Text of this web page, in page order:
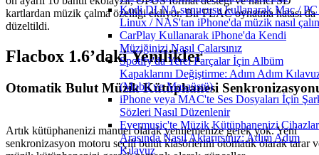
Kodi DLNA sunucusu kullanarak Mac /
Linux / NAS'tan iPhone'da müzik nasıl
CarPlay Kullanarak iPhone'da Kendi
Müziğinizi Nasıl Çalarsınız
Spotify'da Yerel Parçalar İçin Albüm
Kapaklarını Değiştirme: Adım Adım
(Mobil ve Masaüstü)
iPhone veya MAC'te Ses Dosyaları İçin
Sözleri Nasıl Düzenlenir
Evermusic'te Müzik Kütüphanenizi Cihazlar
Arasında Nasıl Aktarırsınız: Adım Adım
Kılavuz
kartlardan müzik çalma özelliği ekliyor. Bir FLAC oynatma hatası da
düzeltildi.
Flacbox 1.6’daki Yenilikler
Otomatik Bulut Müzik Kütüphanesi
Artık kütüphanenizi manuel olarak yenilemenize gerek yok. Yeni
senkronizasyon motoru seçili bulut klasörlerini otomatik olarak tarar